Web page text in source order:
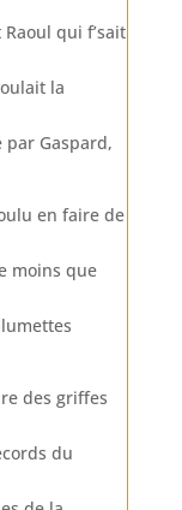
qui f’sait
la
par Gaspard,
en faire de
moins que
des griffes
du